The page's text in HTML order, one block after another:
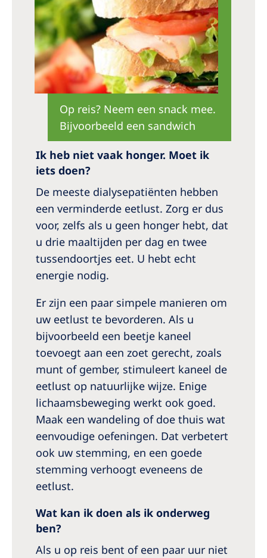
Op reis? Neem een snack mee.
Bijvoorbeeld een sandwich
Ik heb niet vaak honger. Moet ik
iets doen?
De meeste dialysepatiënten hebben
een verminderde eetlust. Zorg er dus
voor, zelfs als u geen honger hebt, dat
u drie maaltijden per dag en twee
tussendoortjes eet. U hebt echt
energie nodig.
Er zijn een paar simpele manieren om
uw eetlust te bevorderen. Als u
bijvoorbeeld een beetje kaneel
toevoegt aan een zoet gerecht, zoals
munt of gember, stimuleert kaneel de
eetlust op natuurlijke wijze. Enige
lichaamsbeweging werkt ook goed.
Maak een wandeling of doe thuis wat
eenvoudige oefeningen. Dat verbetert
ook uw stemming, en een goede
stemming verhoogt eveneens de
eetlust.
Wat kan ik doen als ik onderweg
ben?
Als u op reis bent of een paar uur niet